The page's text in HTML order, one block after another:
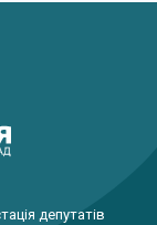
депутатів